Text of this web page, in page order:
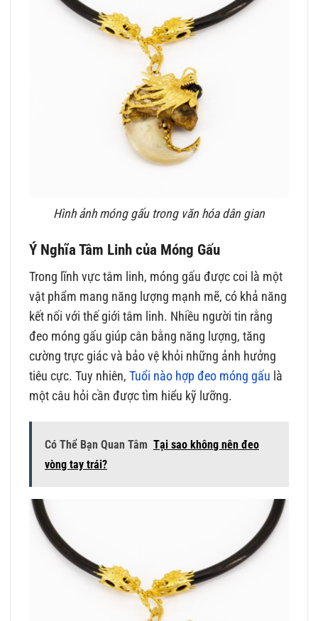
Hình ảnh móng gấu trong văn hóa dân gian
Ý Nghĩa Tâm Linh của Móng Gấu
Trong lĩnh vực tâm linh, móng gấu được coi là một
vật phẩm mang năng lượng mạnh mẽ, có khả năng
kết nối với thế giới tâm linh. Nhiều người tin rằng
đeo móng gấu giúp cân bằng năng lượng, tăng
cường trực giác và bảo vệ khỏi những ảnh hưởng
tiêu cực. Tuy nhiên,Tuổi nào hợp đeo móng gấu là
một câu hỏi cần được tìm hiểu kỹ lưỡng.
Có Thể Bạn Quan Tâm Tại sao không nên đeo
vòng tay trái?